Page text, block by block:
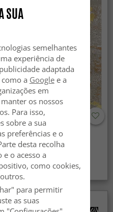
Tapete Wilton - Elena
(bege/dourado)
44.99 € 59.99 €
SUA
semelhantes
experiência de
adaptada
a Googlee a
em
os nossos
Para isso,
sobre a sua
preferências e o
desta recolha
o acesso a
como cookies,
para permitir
as suas